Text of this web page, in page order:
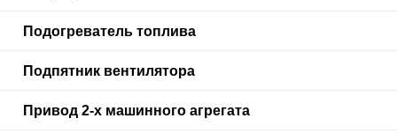
Подогреватель топлива
Подпятник вентилятора
Привод 2-х машинного агрегата